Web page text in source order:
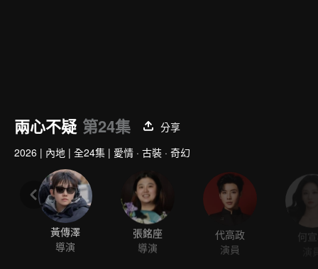
兩心不疑 第24集
分享
2026 | 內地 | 全24集 | 愛情 · 古裝 · 奇幻
黃傳澤
導演
張銘座
導演
代高政
演員
何